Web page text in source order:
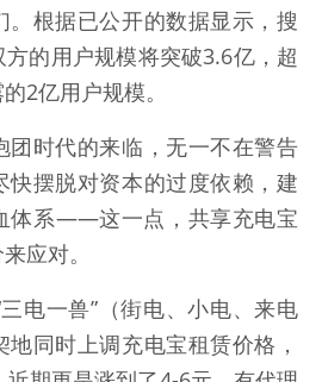
。根据已公开的数据显示，搜
的用户规模将突破3.6亿，超
2亿用户规模。
团时代的来临，无一不在警告
快摆脱对资本的过度依赖，建
体系——这一点，共享充电宝
应对。
电一兽”（街电、小电、来电
同时上调充电宝租赁价格，